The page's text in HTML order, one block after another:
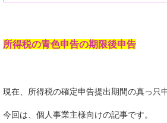
所得税の青色申告の期限後申告
現在、所得税の確定申告提出期間の真っ只
今回は、個人事業主様向けの記事です。